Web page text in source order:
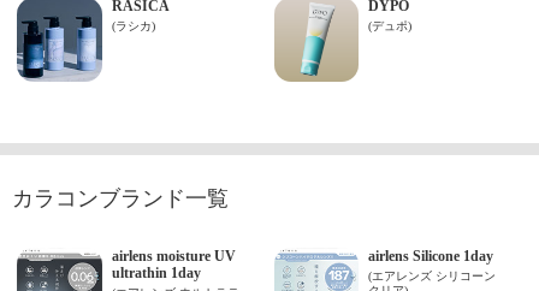
カラコンブランド一覧